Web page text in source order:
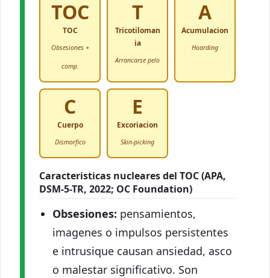
TOC
TOC
Obsesiones +
comp.
T
Tricotiloman
ia
Arrancarse pelo
A
Acumulacion
Hoarding
C
Cuerpo
Dismorfico
E
Excoriacion
Skin-picking
Caracteristicas nucleares del TOC (APA,
DSM-5-TR, 2022; OC Foundation)
Obsesiones: pensamientos,
imagenes o impulsos persistentes
e intrusique causan ansiedad, asco
o malestar significativo. Son